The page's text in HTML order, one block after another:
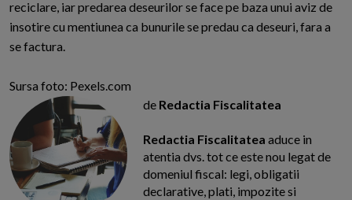
reciclare, iar predarea deseurilor se face pe baza unui aviz de
insotire cu mentiunea ca bunurile se predau ca deseuri, fara a
se factura.
Sursa foto: Pexels.com
de Redactia Fiscalitatea
Redactia Fiscalitatea aduce in
atentia dvs. tot ce este nou legat de
domeniul fiscal: legi, obligatii
declarative, plati, impozite si